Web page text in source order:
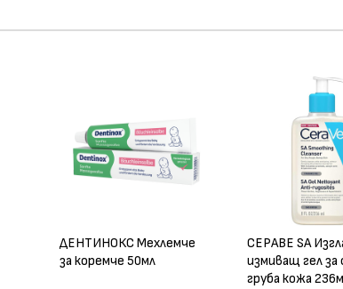
акрилат/акрилоилдиметилтаурат/
хидроксид, сорбитан изостеарат, масло от
Нанасяйте 1 до 2 пъти
Разнесете с леки масажни движения върху
Разгледайте всички продукти на
, които
дрогерия Вива.
ДЕНТИНОКС Мехлемче
за коремче 50мл
СЕРАВЕ SA
измиващ гел за
груба кожа